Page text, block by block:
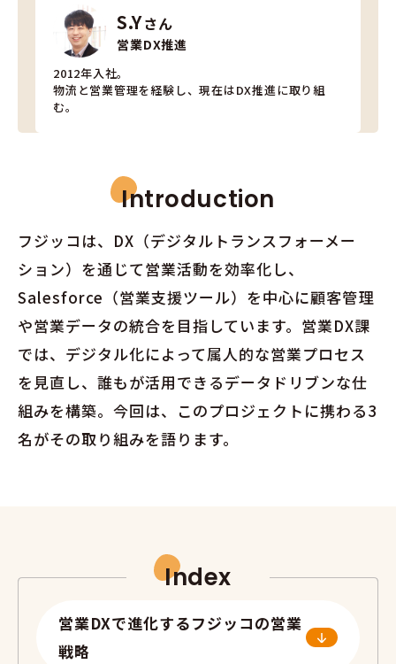
S.Yさん
営業DX推進
2012年入社。
物流と営業管理を経験し、現在はDX推進に取り組
む。
Introduction
フジッコは、DX（デジタルトランスフォーメー
ション）を通じて営業活動を効率化し、
Salesforce（営業支援ツール）を中心に顧客管理
や営業データの統合を目指しています。 営業DX課
では、デジタル化によって属人的な営業プロセス
を見直し、誰もが活用できるデータドリブンな仕
組みを構築。今回は、このプロジェクトに携わる3
名がその取り組みを語ります。
Index
営業DXで進化するフジッコの営業
戦略